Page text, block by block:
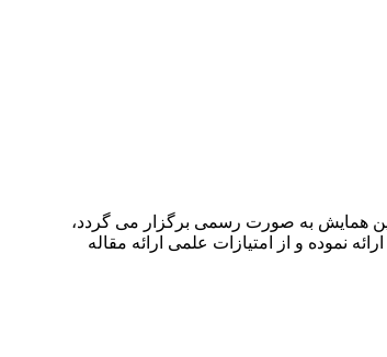
برگزار خواهد شد.با توجه به اینکه این همایش به صورت رسمی برگزار می گردد،
نموده و از امتیازات علمی ارائه مقاله